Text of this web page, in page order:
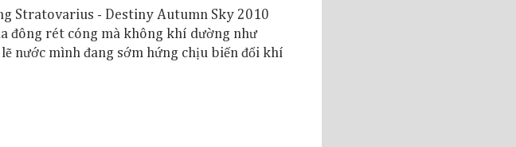
Stratovarius - Destiny Autumn Sky 2010
đông rét cóng mà không khí dường như
nước mình đang sớm hứng chịu biến đổi khí